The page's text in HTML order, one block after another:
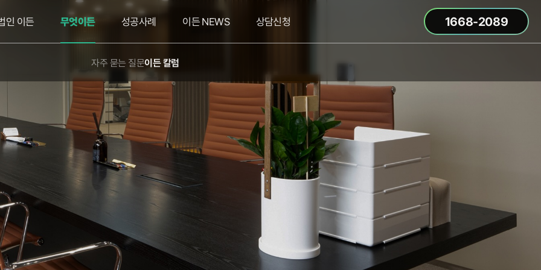
인 이든 무엇이든
자주 묻는 질문이든 칼럼
성공사례 이든 NEWS 상담신청 1668-2089